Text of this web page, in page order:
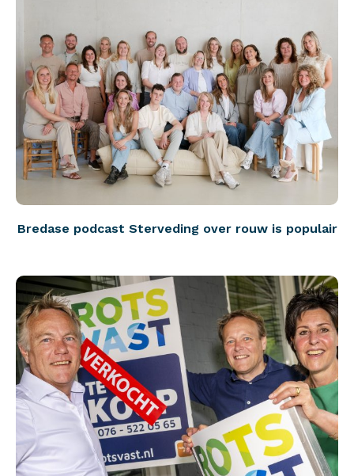
Bredase podcast Sterveding over rouw is populair